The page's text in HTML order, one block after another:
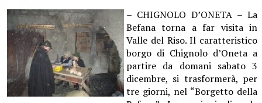
– CHIGNOLO D’ONETA – La
Befana torna a far visita in
Valle del Riso. Il caratteristico
borgo di Chignolo d’Oneta a
partire da domani sabato 3
dicembre, si trasformerà, per
tre giorni, nel “Borgetto della